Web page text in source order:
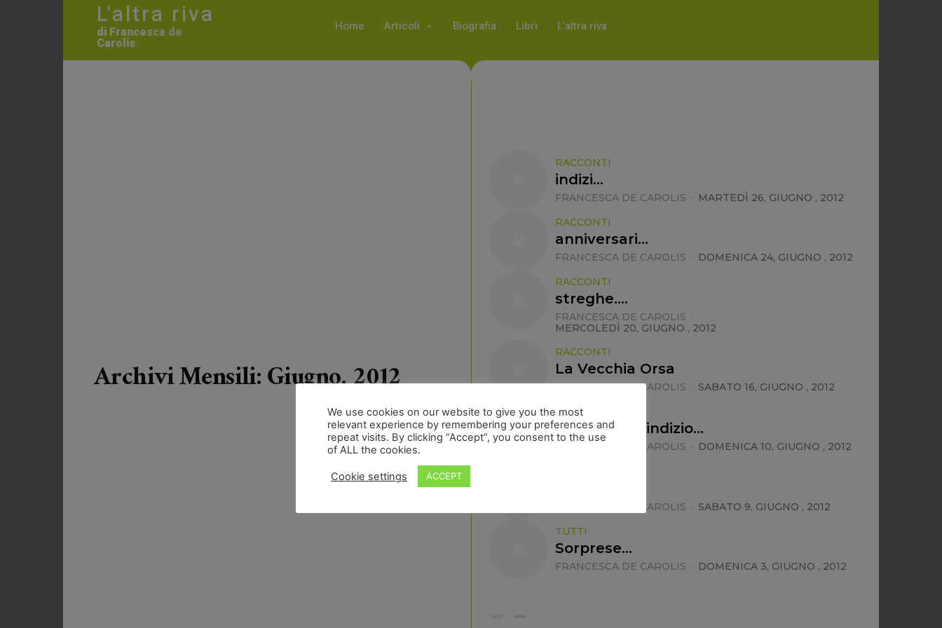
L'altra riva
di Francesca de
Carolis
Home Articoli Biografia Libri L’altra riva
Archivi Mensili: Giugno, 2012
RACCONTI
indizi…
FRANCESCA DE CAROLIS - MARTEDÌ 26, GIUGNO , 2012
RACCONTI
anniversari…
FRANCESCA DE CAROLIS - DOMENICA 24, GIUGNO , 2012
RACCONTI
streghe….
FRANCESCA DE CAROLIS -
MERCOLEDÌ 20, GIUGNO , 2012
RACCONTI
La Vecchia Orsa
FRANCESCA DE CAROLIS - SABATO 16, GIUGNO , 2012
RACCONTI
un secondo indizio…
FRANCESCA DE CAROLIS - DOMENICA 10, GIUGNO , 2012
FRANCESCA DE CAROLIS - SABATO 9, GIUGNO , 2012
TUTTI
Sorprese…
FRANCESCA DE CAROLIS - DOMENICA 3, GIUGNO , 2012
We use cookies on our website to give you the most
relevant experience by remembering your preferences and
repeat visits. By clicking “Accept”, you consent to the use
of ALL the cookies.
Cookie settings ACCEPT